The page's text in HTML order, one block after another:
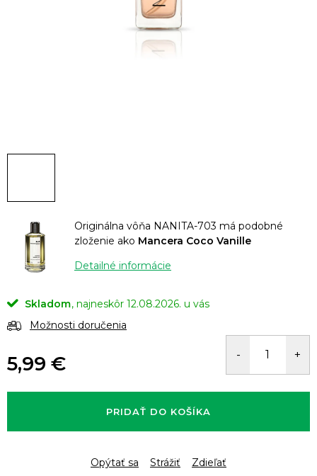
Originálna vôňa NANITA-703 má podobné
zloženie ako Mancera Coco Vanille
Detailné informácie
Skladom
12.08.2026.
Možnosti doručenia
5,99 €
cena:
PRIDAŤ DO KOŠÍKA
Opýtať sa Strážiť Zdieľať